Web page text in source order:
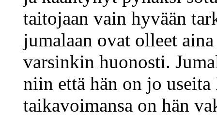
taitojaan vain hyvään
jumalaan ovat olleet
varsinkin huonosti.
niin että hän on jo
taikavoimansa on hän